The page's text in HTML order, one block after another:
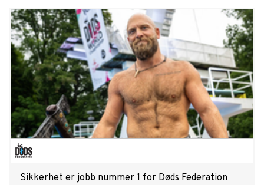
Sikkerhet er jobb nummer 1 for Døds Federation